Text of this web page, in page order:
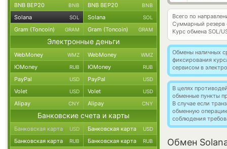
Всего по
Суммарный резерв
Курс обмена SOL/
Обмены наличных
фиксирования
сервисом в
В целях
обменные пункты
В случае если
обменную
соблюдения
Обмен
BNB BEP20 BNB BNB BEP20 BNB
Solana SOL Solana SOL
Gram (Toncoin) GRAM Gram (Toncoin) GRAM
Электронные деньги
WebMoney WMZ WebMoney WMZ
ЮMoney RUB ЮMoney RUB
PayPal USD PayPal USD
Volet USD Volet USD
Alipay CNY Alipay CNY
Банковские счета и карты
Банковская карта USD Банковская карта USD
Банковская карта RUB Банковская карта RUB